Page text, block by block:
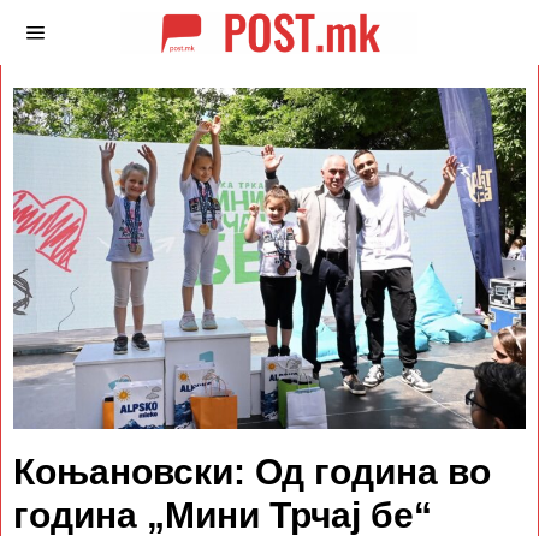
Коњановски: Од година во
година „Мини Трчај бе“